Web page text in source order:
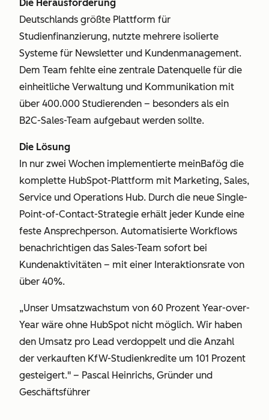
Die Herausforderung
Deutschlands größte Plattform für
Studienfinanzierung, nutzte mehrere isolierte
Systeme für Newsletter und Kundenmanagement.
Dem Team fehlte eine zentrale Datenquelle für die
einheitliche Verwaltung und Kommunikation mit
über 400.000 Studierenden – besonders als ein
B2C-Sales-Team aufgebaut werden sollte.
Die Lösung
In nur zwei Wochen implementierte meinBafög die
komplette HubSpot-Plattform mit Marketing, Sales,
Service und Operations Hub. Durch die neue Single-
Point-of-Contact-Strategie erhält jeder Kunde eine
feste Ansprechperson. Automatisierte Workflows
benachrichtigen das Sales-Team sofort bei
Kundenaktivitäten – mit einer Interaktionsrate von
über 40%.
„Unser Umsatzwachstum von 60 Prozent Year-over-
Year wäre ohne HubSpot nicht möglich. Wir haben
den Umsatz pro Lead verdoppelt und die Anzahl
der verkauften KfW-Studienkredite um 101 Prozent
gesteigert." – Pascal Heinrichs, Gründer und
Geschäftsführer